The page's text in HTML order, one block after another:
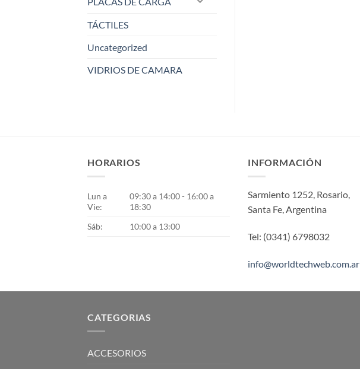
TÁCTILES
Uncategorized
VIDRIOS DE CAMARA
HORARIOS
Lun a
Vie:
09:30 a 14:00 - 16:00 a
18:30
Sáb:
10:00 a 13:00
INFORMACIÓN
Sarmiento 1252, Rosario,
Santa Fe, Argentina
Tel: (0341) 6798032
info@worldtechweb.com.ar
CATEGORIAS
ACCESORIOS